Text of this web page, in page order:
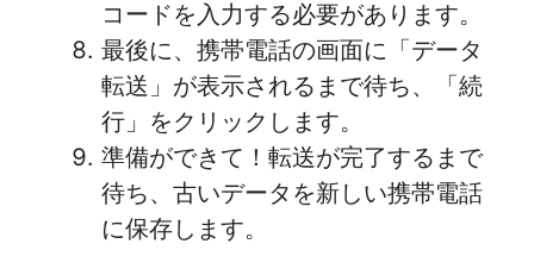
コードを入力する必要があります。
最後に、携帯電話の画面に「データ
転送」が表示されるまで待ち、「続
行」をクリックします。
準備ができて！転送が完了するまで
待ち、古いデータを新しい携帯電話
に保存します。